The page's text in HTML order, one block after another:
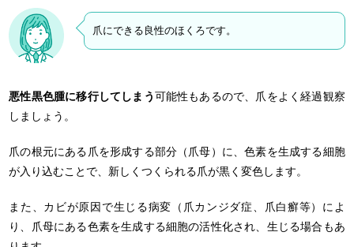
爪にできる良性のほくろです。
悪性黒色腫に移行してしまう可能性もあるので、爪をよく経過観察
しましょう。
爪の根元にある爪を形成する部分（爪母）に、色素を生成する細胞
が入り込むことで、新しくつくられる爪が黒く変色します。
また、カビが原因で生じる病変（爪カンジダ症、爪白癬等）によ
り、爪母にある色素を生成する細胞の活性化され、生じる場合もあ